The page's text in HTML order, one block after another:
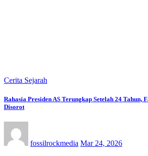
Cerita Sejarah
Rahasia Presiden AS Terungkap Setelah 24 Tahun,
Disorot
fossilrockmedia Mar 24, 2026